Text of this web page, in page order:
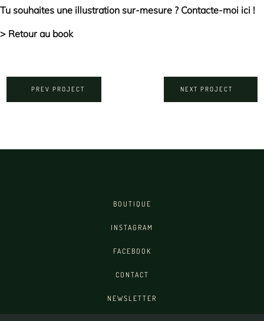
Tu souhaites une illustration sur-mesure ? Contacte-moi ici !
> Retour au book
NEXT PROJECT
PREV PROJECT
BOUTIQUE
INSTAGRAM
FACEBOOK
CONTACT
NEWSLETTER